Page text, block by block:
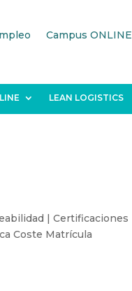
Campus ONLINE
LEAN LOGISTICS
| Certificaciones
Coste Matrícula